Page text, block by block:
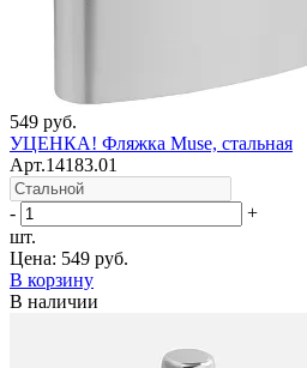
549 руб.
УЦЕНКА! Фляжка Muse, стальная
Арт.14183.01
-
+
шт.
Цена: 549 руб.
В корзину
В наличии